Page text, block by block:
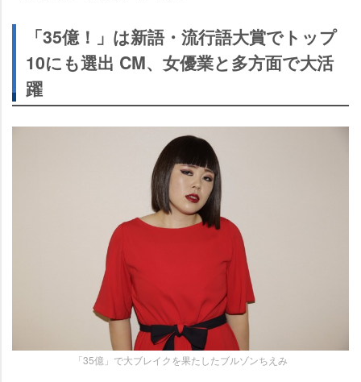
「35億！」は新語・流行語大賞でトップ
10にも選出 CM、女優業と多方面で大活
躍
「35億」で大ブレイクを果たしたブルゾンちえみ